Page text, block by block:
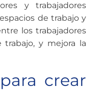
y trabajadores
de trabajo y
los trabajadores
trabajo, y mejora la
crear